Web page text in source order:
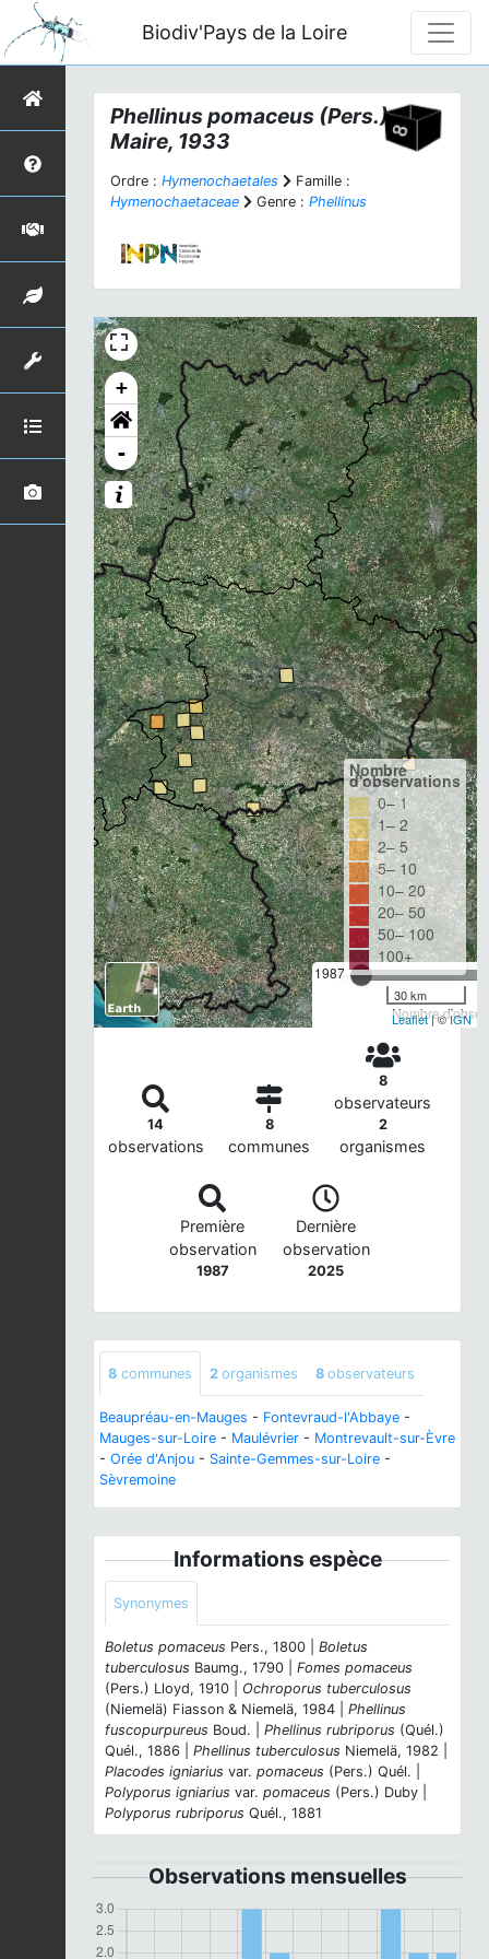
Biodiv'Pays de la Loire
Phellinus pomaceus (Pers.)
Maire, 1933
Ordre : Hymenochaetales
Famille :
Hymenochaetaceae
Genre : Phellinus
+
-
1987
Nombre
Nombre
d'observations
0– 1
1– 2
2– 5
5– 10
10– 20
20– 50
50– 100
100+
30 km
Leaflet| ©IGN
14
observations
8
communes
8
observateurs
2
organismes
Première
observation
1987
Dernière
observation
2025
8 communes 2 organismes 8 observateurs
Beaupréau-en-Mauges - Fontevraud-l'Abbaye -
Mauges-sur-Loire - Maulévrier - Montrevault-sur-Èvre
- Orée d'Anjou - Sainte-Gemmes-sur-Loire -
Sèvremoine
Informations espèce
Synonymes
Boletus pomaceus Pers., 1800 | Boletus
tuberculosus Baumg., 1790 | Fomes pomaceus
(Pers.) Lloyd, 1910 | Ochroporus tuberculosus
(Niemelä) Fiasson & Niemelä, 1984 | Phellinus
fuscopurpureus Boud. | Phellinus rubriporus (Quél.)
Quél., 1886 | Phellinus tuberculosus Niemelä, 1982 |
Placodes igniarius var. pomaceus (Pers.) Quél. |
Polyporus igniarius var. pomaceus (Pers.) Duby |
Polyporus rubriporus Quél., 1881
Observations mensuelles